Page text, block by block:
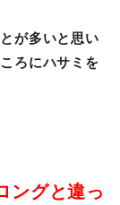
が多いと思い
ろにハサミを
ングと違っ